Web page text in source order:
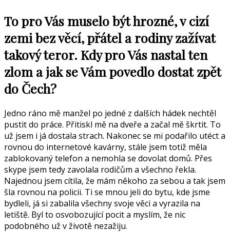
To pro Vás muselo být hrozné, v cizí
zemi bez věcí, přátel a rodiny zažívat
takový teror. Kdy pro Vás nastal ten
zlom a jak se Vám povedlo dostat zpět
do Čech?
Jedno ráno mě manžel po jedné z dalších hádek nechtěl
pustit do práce. Přitiskl mě na dveře a začal mě škrtit. To
už jsem i já dostala strach. Nakonec se mi podařilo utéct a
rovnou do internetové kavárny, stále jsem totiž měla
zablokovaný telefon a nemohla se dovolat domů. Přes
skype jsem tedy zavolala rodičům a všechno řekla.
Najednou jsem cítila, že mám někoho za sebou a tak jsem
šla rovnou na policii. Ti se mnou jeli do bytu, kde jsme
bydleli, já si zabalila všechny svoje věci a vyrazila na
letiště. Byl to osvobozující pocit a myslím, že nic
podobného už v životě nezažiju.